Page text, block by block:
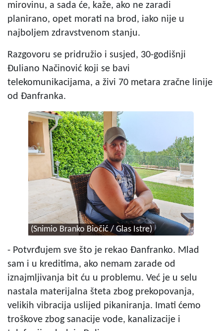
mirovinu, a sada će, kaže, ako ne zaradi
planirano, opet morati na brod, iako nije u
najboljem zdravstvenom stanju.
Razgovoru se pridružio i susjed, 30-godišnji
Đuliano Načinović koji se bavi
telekomunikacijama, a živi 70 metara zračne linije
od Đanfranka.
(Snimio Branko Biočić / Glas Istre)
- Potvrđujem sve što je rekao Đanfranko. Mlad
sam i u kreditima, ako nemam zarade od
iznajmljivanja bit ću u problemu. Već je u selu
nastala materijalna šteta zbog prekopovanja,
velikih vibracija uslijed pikaniranja. Imati ćemo
troškove zbog sanacije vode, kanalizacije i